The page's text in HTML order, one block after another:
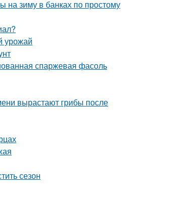
на зиму в банках по простому
урожай
спаржевая фасоль
вырастают грибы после
сезон